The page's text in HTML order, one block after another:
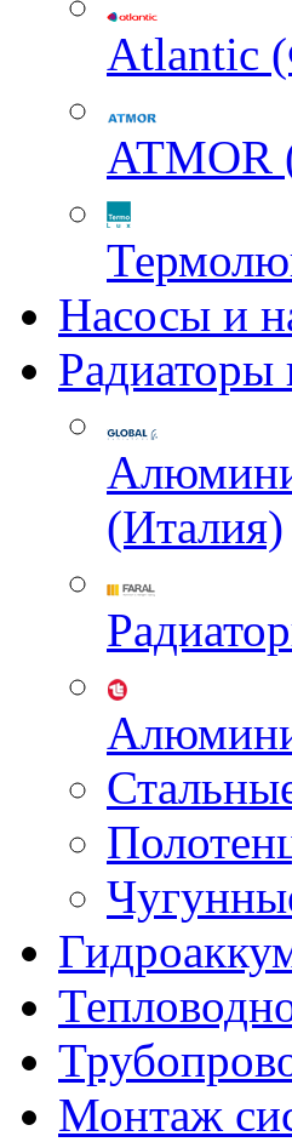
Atlantic
ATMOR
Насосы и
Радиаторы
(Италия)
Монтаж